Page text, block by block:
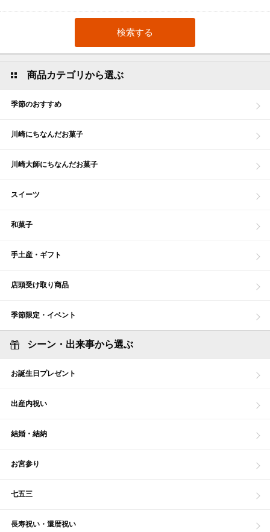
商品カテゴリから選ぶ
季節のおすすめ
川崎にちなんだお菓子
川崎大師にちなんだお菓子
スイーツ
和菓子
手土産・ギフト
店頭受け取り商品
季節限定・イベント
シーン・出来事から選ぶ
お誕生日プレゼント
出産内祝い
結婚・結納
お宮参り
七五三
長寿祝い・還暦祝い